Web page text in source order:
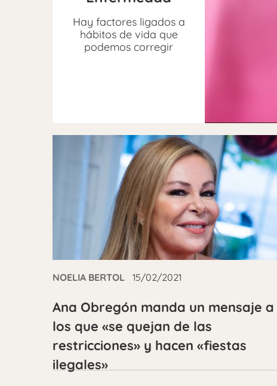
Hay factores ligados a
hábitos de vida que
podemos corregir
NOELIA BERTOL 15/02/2021
Ana Obregón manda un mensaje a
los que «se quejan de las
restricciones» y hacen «fiestas
ilegales»